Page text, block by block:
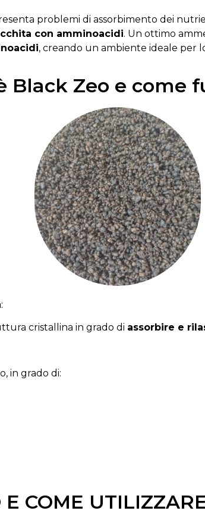
problemi di assorbimento dei
con amminoacidi. Un ottimo
, creando un ambiente ideale per
Black Zeo e come
cristallina in grado di assorbire e
in grado di:
COME